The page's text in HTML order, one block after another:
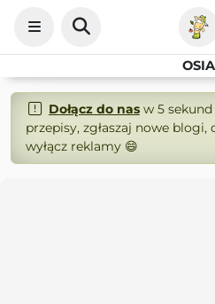
OSIA
Dołącz do nasw 5 sekund
przepisy, zgłaszaj nowe
wyłącz reklamy 😄